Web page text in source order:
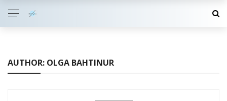
AUTHOR: OLGA BAHTINUR